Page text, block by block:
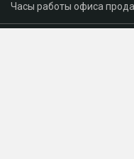
Часы работы офиса